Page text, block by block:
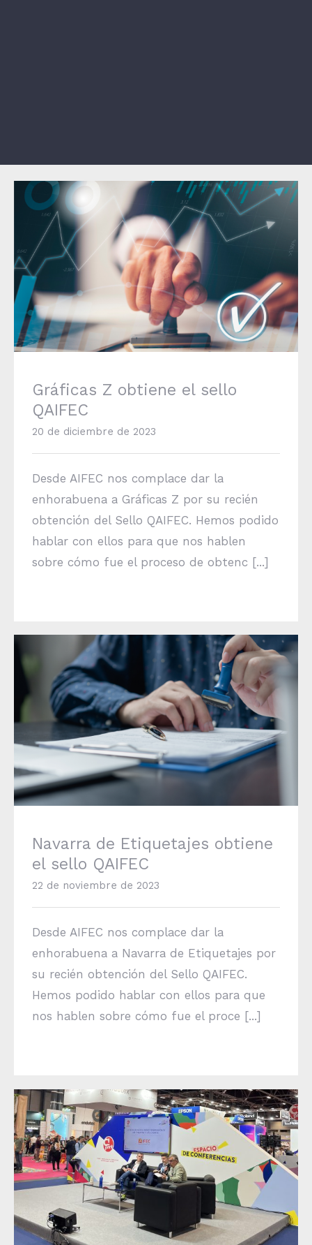
Gráficas Z obtiene el sello QAIFEC
Gráficas Z obtiene el sello
QAIFEC
20 de diciembre de 2023
Desde AIFEC nos complace dar la
enhorabuena a Gráficas Z por su recién
obtención del Sello QAIFEC. Hemos podido
hablar con ellos para que nos hablen
sobre cómo fue el proceso de obtenc [...]
Navarra de Etiquetajes obtiene el sello
QAIFEC
Navarra de Etiquetajes obtiene
el sello QAIFEC
22 de noviembre de 2023
Desde AIFEC nos complace dar la
enhorabuena a Navarra de Etiquetajes por
su recién obtención del Sello QAIFEC.
Hemos podido hablar con ellos para que
nos hablen sobre cómo fue el proce [...]
AIFEC participa en la VIII edición de C!PRINT
presentando el Sello QAIFEC